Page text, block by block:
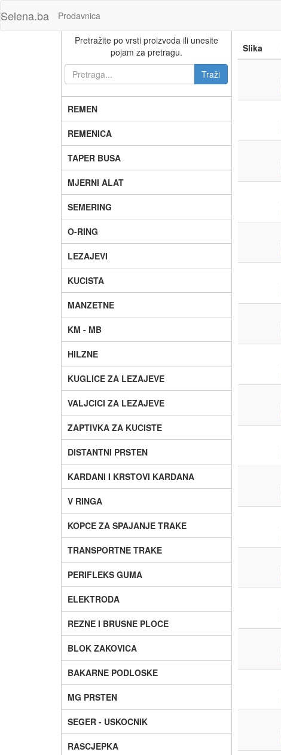
Selena.ba Prodavnica
Pretražite po vrsti proizvoda ili unesite
pojam za pretragu.
REMEN
REMENICA
TAPER BUSA
MJERNI ALAT
SEMERING
O-RING
LEZAJEVI
KUCISTA
MANZETNE
KM - MB
HILZNE
KUGLICE ZA LEZAJEVE
VALJCICI ZA LEZAJEVE
ZAPTIVKA ZA KUCISTE
DISTANTNI PRSTEN
KARDANI I KRSTOVI KARDANA
V RINGA
KOPCE ZA SPAJANJE TRAKE
TRANSPORTNE TRAKE
PERIFLEKS GUMA
ELEKTRODA
REZNE I BRUSNE PLOCE
BLOK ZAKOVICA
BAKARNE PODLOSKE
MG PRSTEN
SEGER - USKOCNIK
RASCJEPKA
Slika